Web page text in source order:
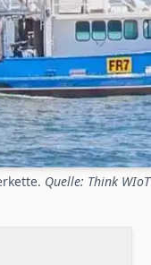
Quelle: Think WIoT